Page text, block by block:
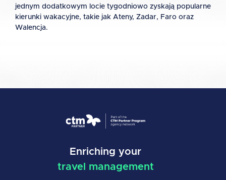
jednym dodatkowym locie tygodniowo zyskają popularne
kierunki wakacyjne, takie jak Ateny, Zadar, Faro oraz
Walencja.
Enriching your
travel management